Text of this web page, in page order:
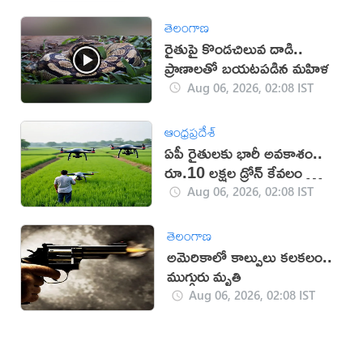
తెలంగాణ
రైతుపై కొండచిలువ దాడి..
ప్రాణాలతో బయటపడిన మహిళ
Aug 06, 2026, 02:08 IST
ఆంధ్రప్రదేశ్
ఏపీ రైతులకు భారీ అవకాశం..
రూ.10 లక్షల డ్రోన్ కేవలం రూ.2
లక్షలకే!Aug 06, 2026, 02:08 IST
తెలంగాణ
అమెరికాలో కాల్పులు కలకలం..
ముగ్గురు మృతి
Aug 06, 2026, 02:08 IST